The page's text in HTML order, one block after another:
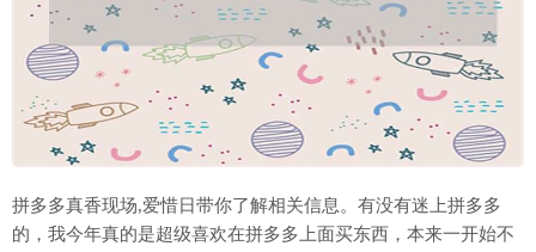
拼多多真香现场,爱惜日带你了解相关信息。有没有迷上拼多多
的，我今年真的是超级喜欢在拼多多上面买东西，本来一开始不